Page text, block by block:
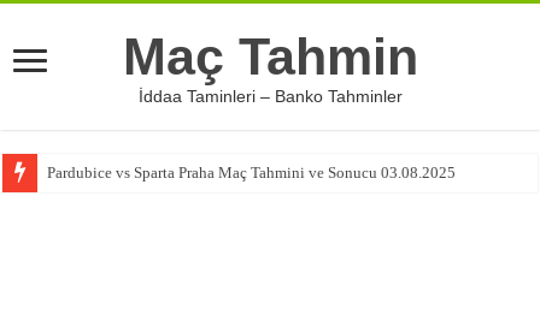
Maç Tahmin
İddaa Taminleri – Banko Tahminler
Pardubice vs Sparta Praha Maç Tahmini ve Sonucu 03.08.2025